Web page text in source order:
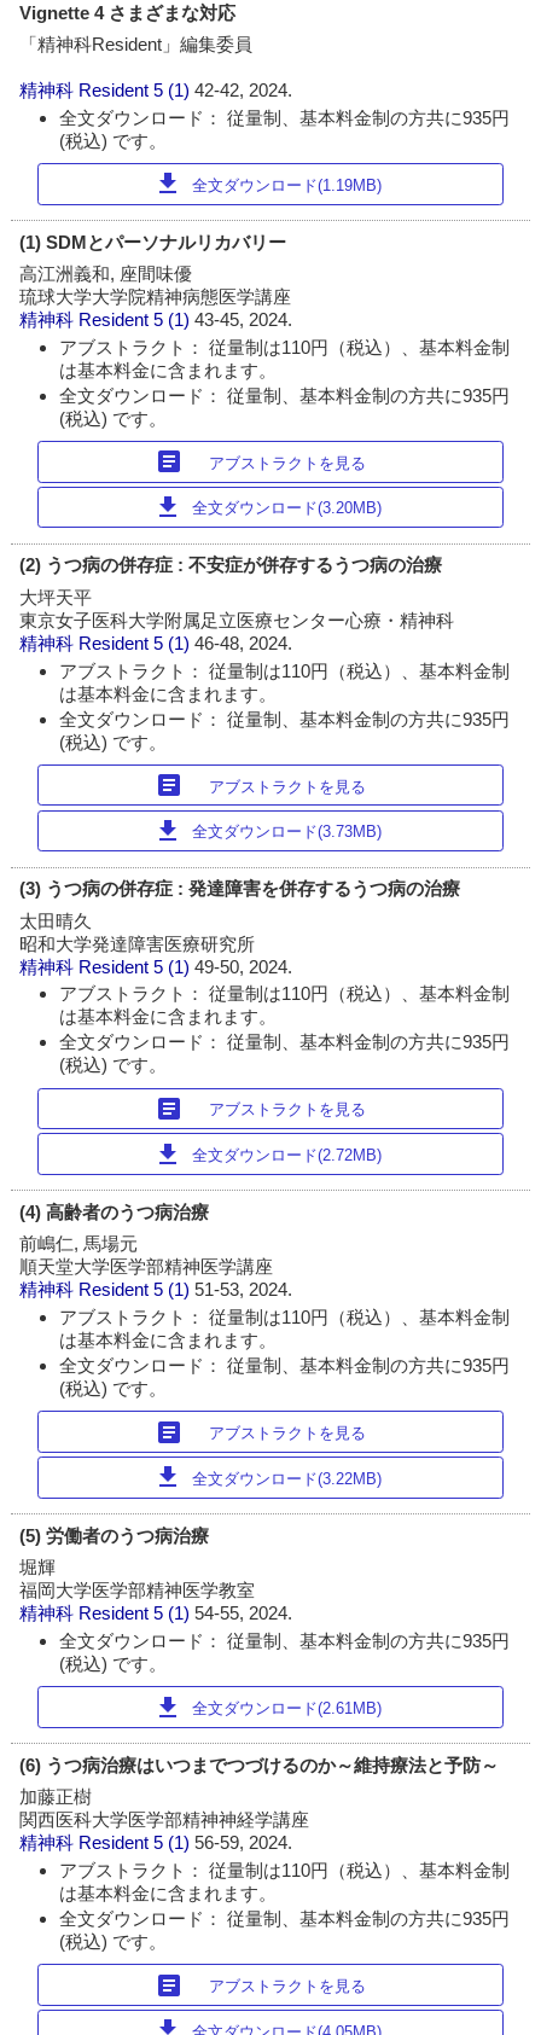
Vignette 4 さまざまな対応
「精神科Resident」編集委員
精神科 Resident 5 (1)42-42, 2024.
全文ダウンロード： 従量制、基本料金制の方共に935円
(税込) です。
download 全文ダウンロード(1.19MB)
(1) SDMとパーソナルリカバリー
高江洲義和, 座間味優
琉球大学大学院精神病態医学講座
精神科 Resident 5 (1)43-45, 2024.
アブストラクト： 従量制は110円（税込）、基本料金制
は基本料金に含まれます。
全文ダウンロード： 従量制、基本料金制の方共に935円
(税込) です。
article アブストラクトを見る
download 全文ダウンロード(3.20MB)
(2) うつ病の併存症 : 不安症が併存するうつ病の治療
大坪天平
東京女子医科大学附属足立医療センター心療・精神科
精神科 Resident 5 (1)46-48, 2024.
アブストラクト： 従量制は110円（税込）、基本料金制
は基本料金に含まれます。
全文ダウンロード： 従量制、基本料金制の方共に935円
(税込) です。
article アブストラクトを見る
download 全文ダウンロード(3.73MB)
(3) うつ病の併存症 : 発達障害を併存するうつ病の治療
太田晴久
昭和大学発達障害医療研究所
精神科 Resident 5 (1)49-50, 2024.
アブストラクト： 従量制は110円（税込）、基本料金制
は基本料金に含まれます。
全文ダウンロード： 従量制、基本料金制の方共に935円
(税込) です。
article アブストラクトを見る
download 全文ダウンロード(2.72MB)
(4) 高齢者のうつ病治療
前嶋仁, 馬場元
順天堂大学医学部精神医学講座
精神科 Resident 5 (1)51-53, 2024.
アブストラクト： 従量制は110円（税込）、基本料金制
は基本料金に含まれます。
全文ダウンロード： 従量制、基本料金制の方共に935円
(税込) です。
article アブストラクトを見る
download 全文ダウンロード(3.22MB)
(5) 労働者のうつ病治療
堀輝
福岡大学医学部精神医学教室
精神科 Resident 5 (1)54-55, 2024.
全文ダウンロード： 従量制、基本料金制の方共に935円
(税込) です。
download 全文ダウンロード(2.61MB)
(6) うつ病治療はいつまでつづけるのか～維持療法と予防～
加藤正樹
関西医科大学医学部精神神経学講座
精神科 Resident 5 (1)56-59, 2024.
アブストラクト： 従量制は110円（税込）、基本料金制
は基本料金に含まれます。
全文ダウンロード： 従量制、基本料金制の方共に935円
(税込) です。
article アブストラクトを見る